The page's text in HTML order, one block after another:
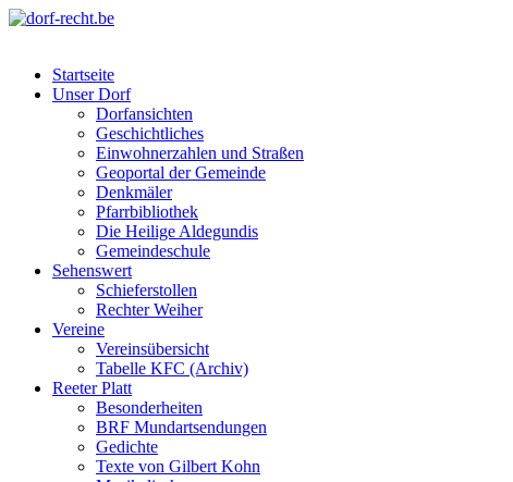
Skip
Startseite
Unser Dorf
Dorfansichten
Geschichtliches
Einwohnerzahlen und Straßen
Geoportal der Gemeinde
Denkmäler
Pfarrbibliothek
Die Heilige Aldegundis
Gemeindeschule
Sehenswert
Schieferstollen
Rechter Weiher
Vereine
Vereinsübersicht
Tabelle KFC (Archiv)
Reeter Platt
Besonderheiten
BRF Mundartsendungen
Gedichte
Texte von Gilbert Kohn